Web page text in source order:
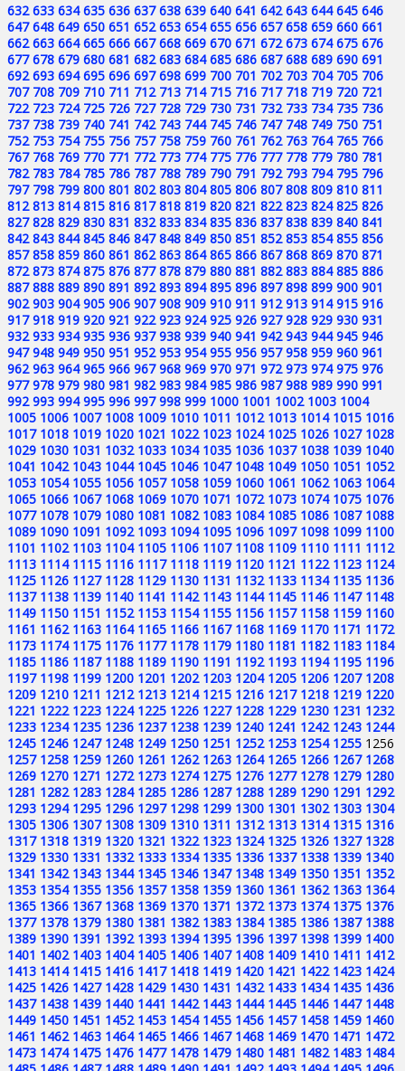
632 633 634 635 636 637 638 639 640 641 642 643 644 645 646
647 648 649 650 651 652 653 654 655 656 657 658 659 660 661
662 663 664 665 666 667 668 669 670 671 672 673 674 675 676
677 678 679 680 681 682 683 684 685 686 687 688 689 690 691
692 693 694 695 696 697 698 699 700 701 702 703 704 705 706
707 708 709 710 711 712 713 714 715 716 717 718 719 720 721
722 723 724 725 726 727 728 729 730 731 732 733 734 735 736
737 738 739 740 741 742 743 744 745 746 747 748 749 750 751
752 753 754 755 756 757 758 759 760 761 762 763 764 765 766
767 768 769 770 771 772 773 774 775 776 777 778 779 780 781
782 783 784 785 786 787 788 789 790 791 792 793 794 795 796
797 798 799 800 801 802 803 804 805 806 807 808 809 810 811
812 813 814 815 816 817 818 819 820 821 822 823 824 825 826
827 828 829 830 831 832 833 834 835 836 837 838 839 840 841
842 843 844 845 846 847 848 849 850 851 852 853 854 855 856
857 858 859 860 861 862 863 864 865 866 867 868 869 870 871
872 873 874 875 876 877 878 879 880 881 882 883 884 885 886
887 888 889 890 891 892 893 894 895 896 897 898 899 900 901
902 903 904 905 906 907 908 909 910 911 912 913 914 915 916
917 918 919 920 921 922 923 924 925 926 927 928 929 930 931
932 933 934 935 936 937 938 939 940 941 942 943 944 945 946
947 948 949 950 951 952 953 954 955 956 957 958 959 960 961
962 963 964 965 966 967 968 969 970 971 972 973 974 975 976
977 978 979 980 981 982 983 984 985 986 987 988 989 990 991
992 993 994 995 996 997 998 999 1000 1001 1002 1003 1004
1005 1006 1007 1008 1009 1010 1011 1012 1013 1014 1015 1016
1017 1018 1019 1020 1021 1022 1023 1024 1025 1026 1027 1028
1029 1030 1031 1032 1033 1034 1035 1036 1037 1038 1039 1040
1041 1042 1043 1044 1045 1046 1047 1048 1049 1050 1051 1052
1053 1054 1055 1056 1057 1058 1059 1060 1061 1062 1063 1064
1065 1066 1067 1068 1069 1070 1071 1072 1073 1074 1075 1076
1077 1078 1079 1080 1081 1082 1083 1084 1085 1086 1087 1088
1089 1090 1091 1092 1093 1094 1095 1096 1097 1098 1099 1100
1101 1102 1103 1104 1105 1106 1107 1108 1109 1110 1111 1112
1113 1114 1115 1116 1117 1118 1119 1120 1121 1122 1123 1124
1125 1126 1127 1128 1129 1130 1131 1132 1133 1134 1135 1136
1137 1138 1139 1140 1141 1142 1143 1144 1145 1146 1147 1148
1149 1150 1151 1152 1153 1154 1155 1156 1157 1158 1159 1160
1161 1162 1163 1164 1165 1166 1167 1168 1169 1170 1171 1172
1173 1174 1175 1176 1177 1178 1179 1180 1181 1182 1183 1184
1185 1186 1187 1188 1189 1190 1191 1192 1193 1194 1195 1196
1197 1198 1199 1200 1201 1202 1203 1204 1205 1206 1207 1208
1209 1210 1211 1212 1213 1214 1215 1216 1217 1218 1219 1220
1221 1222 1223 1224 1225 1226 1227 1228 1229 1230 1231 1232
1233 1234 1235 1236 1237 1238 1239 1240 1241 1242 1243 1244
1245 1246 1247 1248 1249 1250 1251 1252 1253 1254 1255 1256
1257 1258 1259 1260 1261 1262 1263 1264 1265 1266 1267 1268
1269 1270 1271 1272 1273 1274 1275 1276 1277 1278 1279 1280
1281 1282 1283 1284 1285 1286 1287 1288 1289 1290 1291 1292
1293 1294 1295 1296 1297 1298 1299 1300 1301 1302 1303 1304
1305 1306 1307 1308 1309 1310 1311 1312 1313 1314 1315 1316
1317 1318 1319 1320 1321 1322 1323 1324 1325 1326 1327 1328
1329 1330 1331 1332 1333 1334 1335 1336 1337 1338 1339 1340
1341 1342 1343 1344 1345 1346 1347 1348 1349 1350 1351 1352
1353 1354 1355 1356 1357 1358 1359 1360 1361 1362 1363 1364
1365 1366 1367 1368 1369 1370 1371 1372 1373 1374 1375 1376
1377 1378 1379 1380 1381 1382 1383 1384 1385 1386 1387 1388
1389 1390 1391 1392 1393 1394 1395 1396 1397 1398 1399 1400
1401 1402 1403 1404 1405 1406 1407 1408 1409 1410 1411 1412
1413 1414 1415 1416 1417 1418 1419 1420 1421 1422 1423 1424
1425 1426 1427 1428 1429 1430 1431 1432 1433 1434 1435 1436
1437 1438 1439 1440 1441 1442 1443 1444 1445 1446 1447 1448
1449 1450 1451 1452 1453 1454 1455 1456 1457 1458 1459 1460
1461 1462 1463 1464 1465 1466 1467 1468 1469 1470 1471 1472
1473 1474 1475 1476 1477 1478 1479 1480 1481 1482 1483 1484